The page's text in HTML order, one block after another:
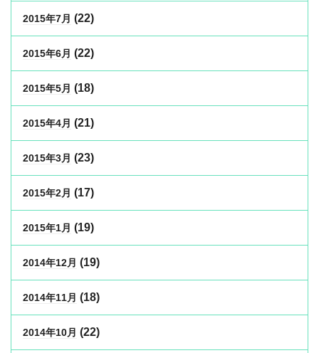
2015年7月 (22)
2015年6月 (22)
2015年5月 (18)
2015年4月 (21)
2015年3月 (23)
2015年2月 (17)
2015年1月 (19)
2014年12月 (19)
2014年11月 (18)
2014年10月 (22)